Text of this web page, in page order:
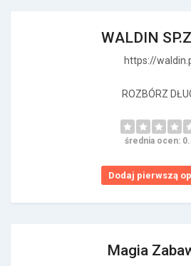
WALDIN
https://
ROZBÓRZ
średnia ocen:
Dodaj pierwszą
Magia